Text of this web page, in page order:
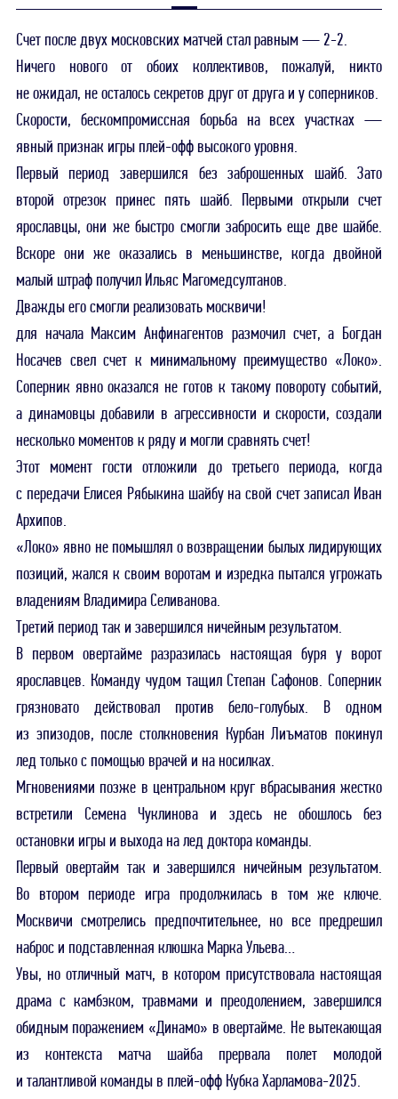
Счет после двух московских матчей стал равным — 2-2.
Ничего нового от обоих коллективов, пожалуй, никто
не ожидал, не осталось секретов друг от друга и у соперников.
Скорости, бескомпромиссная борьба на всех участках —
явный признак игры плей-офф высокого уровня.
Первый период завершился без заброшенных шайб. Зато
второй отрезок принес пять шайб. Первыми открыли счет
ярославцы, они же быстро смогли забросить еще две шайбе.
Вскоре они же оказались в меньшинстве, когда двойной
малый штраф получил Ильяс Магомедсултанов.
Дважды его смогли реализовать москвичи!
для начала Максим Анфинагентов размочил счет, а Богдан
Носачев свел счет к минимальному преимущество «Локо».
Соперник явно оказался не готов к такому повороту событий,
а динамовцы добавили в агрессивности и скорости, создали
несколько моментов к ряду и могли сравнять счет!
Этот момент гости отложили до третьего периода, когда
с передачи Елисея Рябыкина шайбу на свой счет записал Иван
Архипов.
«Локо» явно не помышлял о возвращении былых лидирующих
позиций, жался к своим воротам и изредка пытался угрожать
владениям Владимира Селиванова.
Третий период так и завершился ничейным результатом.
В первом овертайме разразилась настоящая буря у ворот
ярославцев. Команду чудом тащил Степан Сафонов. Соперник
грязновато действовал против бело-голубых. В одном
из эпизодов, после столкновения Курбан Лиъматов покинул
лед только с помощью врачей и на носилках.
Мгновениями позже в центральном круг вбрасывания жестко
встретили Семена Чуклинова и здесь не обошлось без
остановки игры и выхода на лед доктора команды.
Первый овертайм так и завершился ничейным результатом.
Во втором периоде игра продолжилась в том же ключе.
Москвичи смотрелись предпочтительнее, но все предрешил
наброс и подставленная клюшка Марка Ульева…
Увы, но отличный матч, в котором присутствовала настоящая
драма с камбэком, травмами и преодолением, завершился
обидным поражением «Динамо» в овертайме. Не вытекающая
из контекста матча шайба прервала полет молодой
и талантливой команды в плей-офф Кубка Харламова-2025.